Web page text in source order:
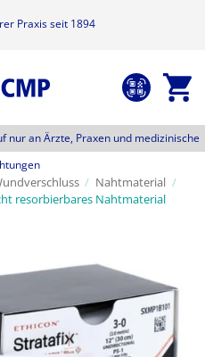
Praxis seit 1894
nur an Ärzte, Praxen und medizinische
/ Nahtmaterial /
resorbierbares Nahtmaterial